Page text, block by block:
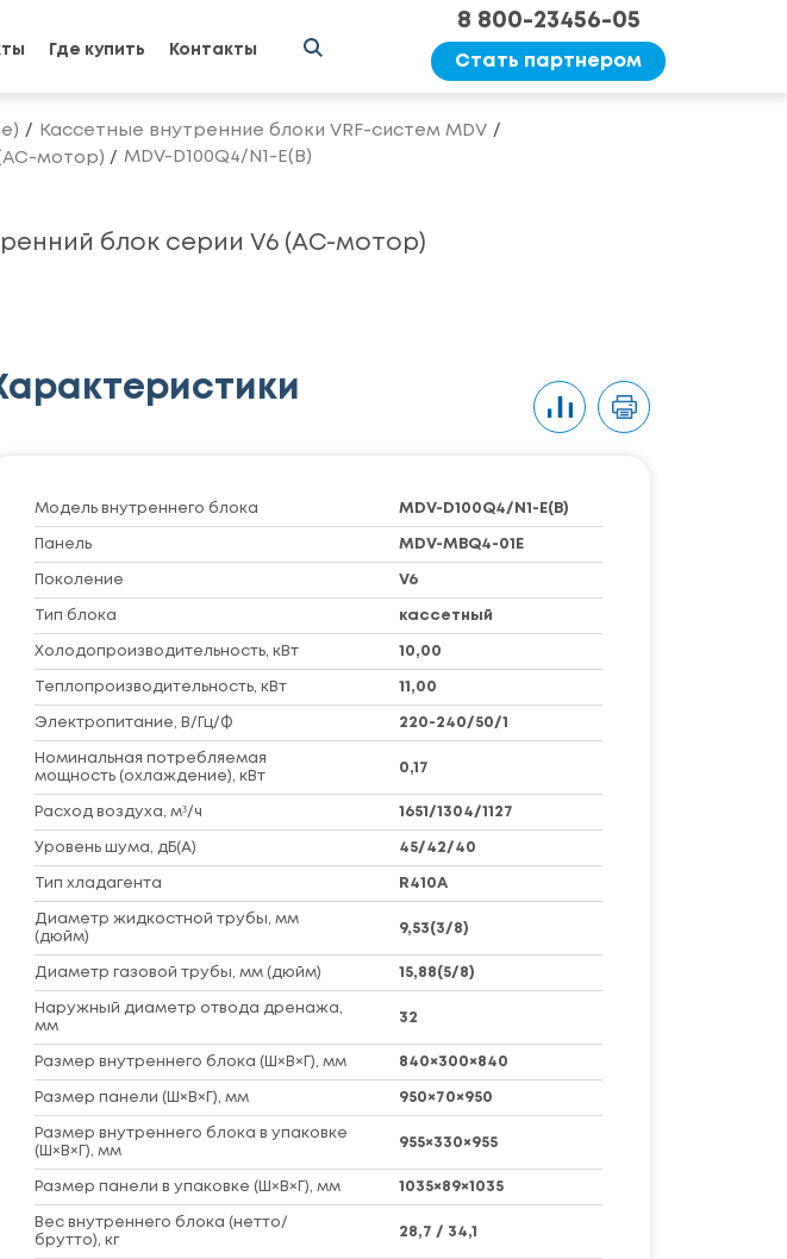
Где купить Контакты
8 800-23456-05
Стать партнером
Кассетные внутренние блоки VRF-систем MDV
мотор)
MDV-D100Q4/N1-E(B)
блок серии V6 (AC-мотор)
Модель внутреннего блока MDV-D100Q4/N1-E(B)
Панель MDV-MBQ4-01E
Поколение V6
Тип блока кассетный
Холодопроизводительность, кВт 10,00
Теплопроизводительность, кВт 11,00
Электропитание, В/Гц/Ф 220-240/50/1
Номинальная потребляемая
мощность (охлаждение), кВт
0,17
Расход воздуха, м³/ч 1651/1304/1127
Уровень шума, дБ(A) 45/42/40
Тип хладагента R410A
Диаметр жидкостной трубы, мм
(дюйм)
9,53(3/8)
Диаметр газовой трубы, мм (дюйм) 15,88(5/8)
Наружный диаметр отвода дренажа,
мм
32
Размер внутреннего блока (Ш×В×Г), мм 840×300×840
Размер панели (Ш×В×Г), мм 950×70×950
Размер внутреннего блока в упаковке
(Ш×В×Г), мм
955×330×955
Размер панели в упаковке (Ш×В×Г), мм 1035×89×1035
Вес внутреннего блока (нетто/
брутто), кг
28,7 / 34,1